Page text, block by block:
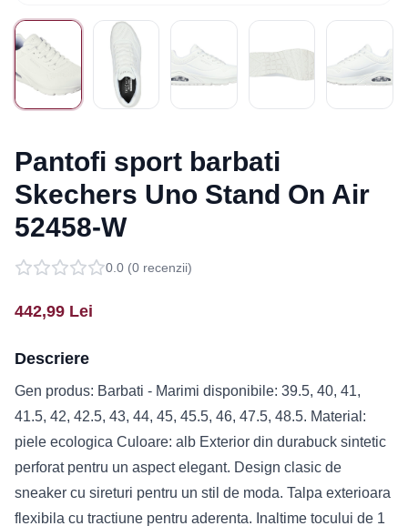
Pantofi sport barbati
Skechers Uno Stand On Air
52458-W
0.0 (0 recenzii)
442,99 Lei
Descriere
Gen produs: Barbati - Marimi disponibile: 39.5, 40, 41,
41.5, 42, 42.5, 43, 44, 45, 45.5, 46, 47.5, 48.5. Material:
piele ecologica Culoare: alb Exterior din durabuck sintetic
perforat pentru un aspect elegant. Design clasic de
sneaker cu sireturi pentru un stil de moda. Talpa exterioara
flexibila cu tractiune pentru aderenta. Inaltime tocului de 1